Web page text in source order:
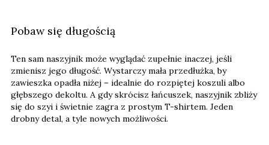
Pobaw się długością
Ten sam naszyjnik może wyglądać zupełnie inaczej, jeśli
zmienisz jego długość. Wystarczy mała przedłużka, by
zawieszka opadła niżej – idealnie do rozpiętej koszuli albo
głębszego dekoltu. A gdy skrócisz łańcuszek, naszyjnik zbliży
się do szyi i świetnie zagra z prostym T-shirtem. Jeden
drobny detal, a tyle nowych możliwości.